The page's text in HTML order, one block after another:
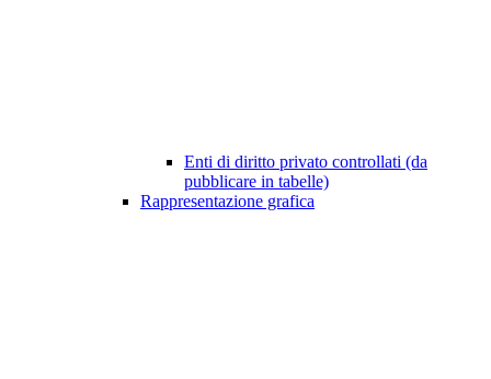
Enti di diritto privato controllati (da
pubblicare in tabelle)
Rappresentazione grafica